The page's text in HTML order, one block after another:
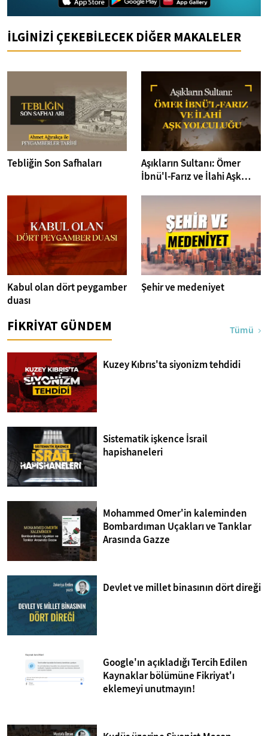
İLGİNİZİ ÇEKEBİLECEK DİĞER MAKALELER
Tebliğin Son Safhaları
Aşıkların Sultanı: Ömer
İbnü'l-Farız ve İlahi Aşk
Kabul olan dört peygamber
duası
Şehir ve medeniyet
FİKRİYAT GÜNDEM Tümü
Kuzey Kıbrıs'ta siyonizm tehdidi
Sistematik işkence İsrail
hapishaneleri
Mohammed Omer'in kaleminden
Bombardıman Uçakları ve Tanklar
Arasında Gazze
Devlet ve millet binasının dört direği
Google'ın açıkladığı Tercih Edilen
Kaynaklar bölümüne Fikriyat'ı
eklemeyi unutmayın!